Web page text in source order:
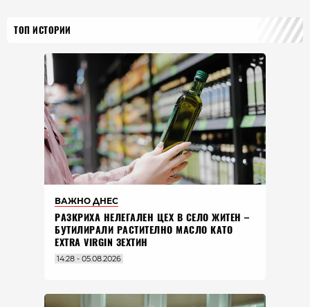
ТОП ИСТОРИИ
ВАЖНО ДНЕС
РАЗКРИХА НЕЛЕГАЛЕН ЦЕХ В СЕЛО ЖИТЕН –
БУТИЛИРАЛИ РАСТИТЕЛНО МАСЛО КАТО
EXTRA VIRGIN ЗЕХТИН
14:28 - 05.08.2026